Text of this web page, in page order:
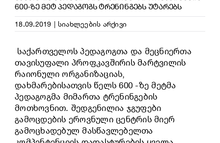
600-ᲖᲔ ᲛᲔᲢ ᲞᲔᲓᲐᲒᲝᲒᲡ ᲢᲠᲔᲜᲘᲜᲒᲔᲑᲡ ᲣᲢᲐᲠᲔᲑᲡ
18.09.2019 | სიახლეების არქივი
საქართველოს პედაგოგთა და მეცნიერთა
თავისუფალი პროფკავშირის მარტვილის
რაიონული ორგანიზაციას,
დახმარებისათვის წელს 600 -ზე მეტმა
პედაგოგმა მიმართა ტრენინგების
მოთხოვნით. შედგენილია ჯგუფები
გამოცდების ეროვნული ცენტრის მიერ
გამოცხადებულ მასწავლებელთა